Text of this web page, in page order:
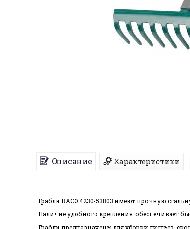
Описание Характеристики
Грабли RACO 4230-53803 имеют прочную
Наличие удобного крепления, обеспечивает
Грабли предназначены для уборки листьев,